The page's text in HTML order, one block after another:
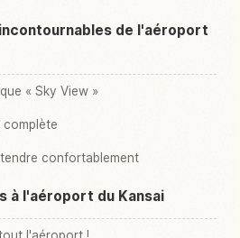
de l'aéroport
« Sky View »
complète
confortablement
à l'aéroport du Kansai